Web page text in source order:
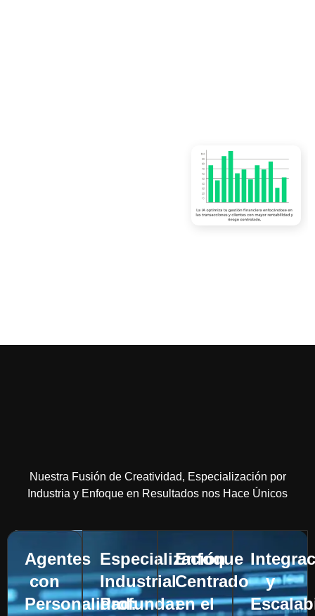
Nuestra Fusión de Creatividad, Especialización por
Industria y Enfoque en Resultados nos Hace Únicos
Agentes
con
Personalidad:
Especialización
Industrial
Profunda:
Enfoque
Centrado
en el
y